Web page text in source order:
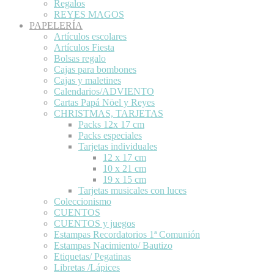
Regalos
REYES MAGOS
PAPELERÍA
Artículos escolares
Artículos Fiesta
Bolsas regalo
Cajas para bombones
Cajas y maletines
Calendarios/ADVIENTO
Cartas Papá Nöel y Reyes
CHRISTMAS, TARJETAS
Packs 12x 17 cm
Packs especiales
Tarjetas individuales
12 x 17 cm
10 x 21 cm
19 x 15 cm
Tarjetas musicales con luces
Coleccionismo
CUENTOS
CUENTOS y juegos
Estampas Recordatorios 1ª Comunión
Estampas Nacimiento/ Bautizo
Etiquetas/ Pegatinas
Libretas /Lápices